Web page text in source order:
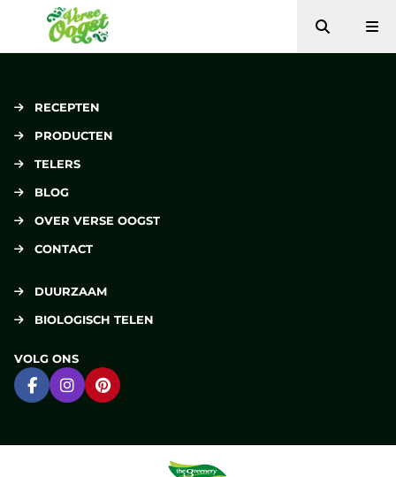
Verse Oogst
Zoeken
RECEPTEN
PRODUCTEN
TELERS
BLOG
OVER VERSE OOGST
CONTACT
DUURZAAM
BIOLOGISCH TELEN
VOLG ONS
Ga naar Facebook
Ga naar Instagram
Ga naar Pinterest